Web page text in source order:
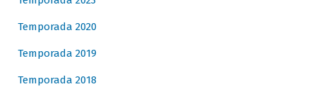
Temporada 2020
Temporada 2019
Temporada 2018